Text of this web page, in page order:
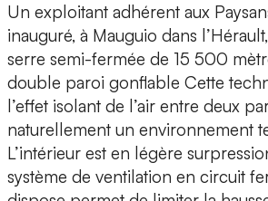
Un exploitant adhérent aux
inauguré, à Mauguio dans
serre semi-fermée de 15 500
double paroi gonflable Cette
l’effet isolant de l’air entre deux
naturellement un environnement
L’intérieur est en légère
système de ventilation en circuit